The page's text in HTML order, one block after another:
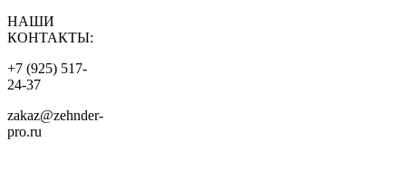
НАШИ
КОНТАКТЫ:
+7 (925) 517-
24-37
zakaz@zehnder-
pro.ru